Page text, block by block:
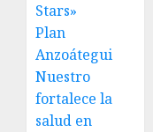
Stars»
Plan
Anzoátegui
Nuestro
fortalece la
salud en